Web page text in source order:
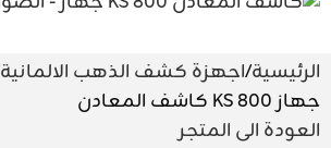
الرئيسية اجهزة كشف الذهب الالمانية
جهاز KS 800 كاشف المعادن
العودة الى المتجر